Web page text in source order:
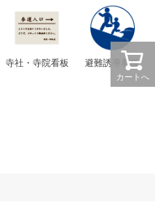
カートへ
寺社・寺院看板 避難誘導看板